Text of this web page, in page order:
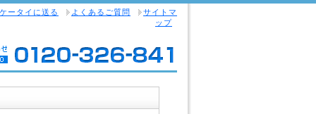
ケータイに送る よくあるご質問
サイトマ
ップ